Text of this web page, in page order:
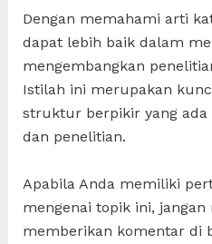
Dengan memahami arti
dapat lebih baik dalam
mengembangkan
Istilah ini merupakan
struktur berpikir yang ada
dan penelitian.
Apabila Anda memiliki
mengenai topik ini,
memberikan komentar di